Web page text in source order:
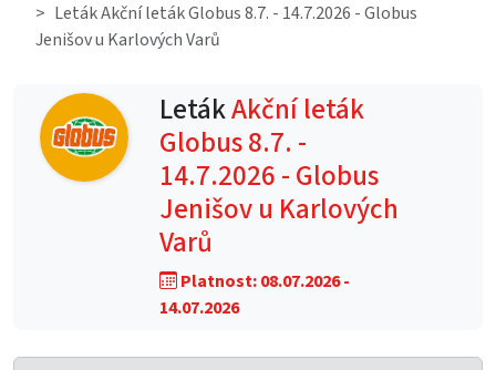
Leták Akční leták Globus 8.7. - 14.7.2026 - Globus
Jenišov u Karlových Varů
LetákAkční leták
Globus 8.7. -
14.7.2026 - Globus
Jenišov u Karlových
Varů
Platnost: 08.07.2026 -
14.07.2026